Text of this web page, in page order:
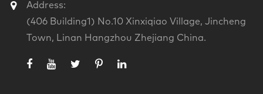
Address:
(406 Building1) No.10 Xinxiqiao Village, Jincheng
Town, Linan Hangzhou Zhejiang China.